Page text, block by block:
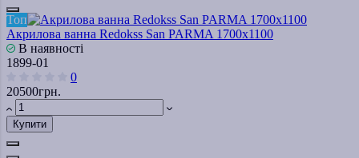
Топ
Акрилова ванна Redokss San PARMA 1700x1100
В наявності
1899-01
0
20500грн.
Купити